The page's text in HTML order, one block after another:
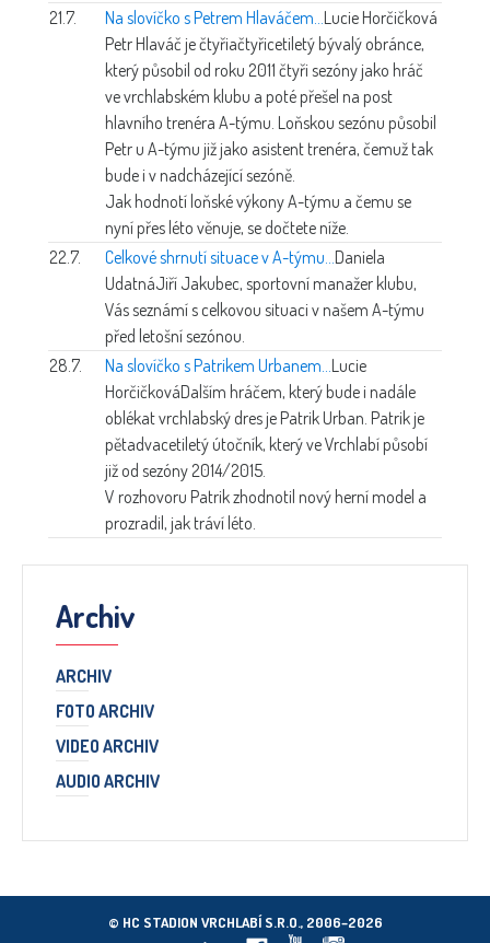
21.7.
Na slovíčko s Petrem Hlaváčem... Lucie Horčičková
Petr Hlaváč je čtyřiačtyřicetiletý bývalý obránce,
který působil od roku 2011 čtyři sezóny jako hráč
ve vrchlabském klubu a poté přešel na post
hlavního trenéra A-týmu. Loňskou sezónu působil
Petr u A-týmu již jako asistent trenéra, čemuž tak
bude i v nadcházející sezóně.
Jak hodnotí loňské výkony A-týmu a čemu se
nyní přes léto věnuje, se dočtete níže.
22.7.
Celkové shrnutí situace v A-týmu... Daniela
UdatnáJiří Jakubec, sportovní manažer klubu,
Vás seznámí s celkovou situaci v našem A-týmu
před letošní sezónou.
28.7.
Na slovíčko s Patrikem Urbanem... Lucie
HorčičkováDalším hráčem, který bude i nadále
oblékat vrchlabský dres je Patrik Urban. Patrik je
pětadvacetiletý útočník, který ve Vrchlabí působí
již od sezóny 2014/2015.
V rozhovoru Patrik zhodnotil nový herní model a
prozradil, jak tráví léto.
Archiv
ARCHIV
FOTO ARCHIV
VIDEO ARCHIV
AUDIO ARCHIV
© HC STADION VRCHLABÍ S.R.O., 2006–2026